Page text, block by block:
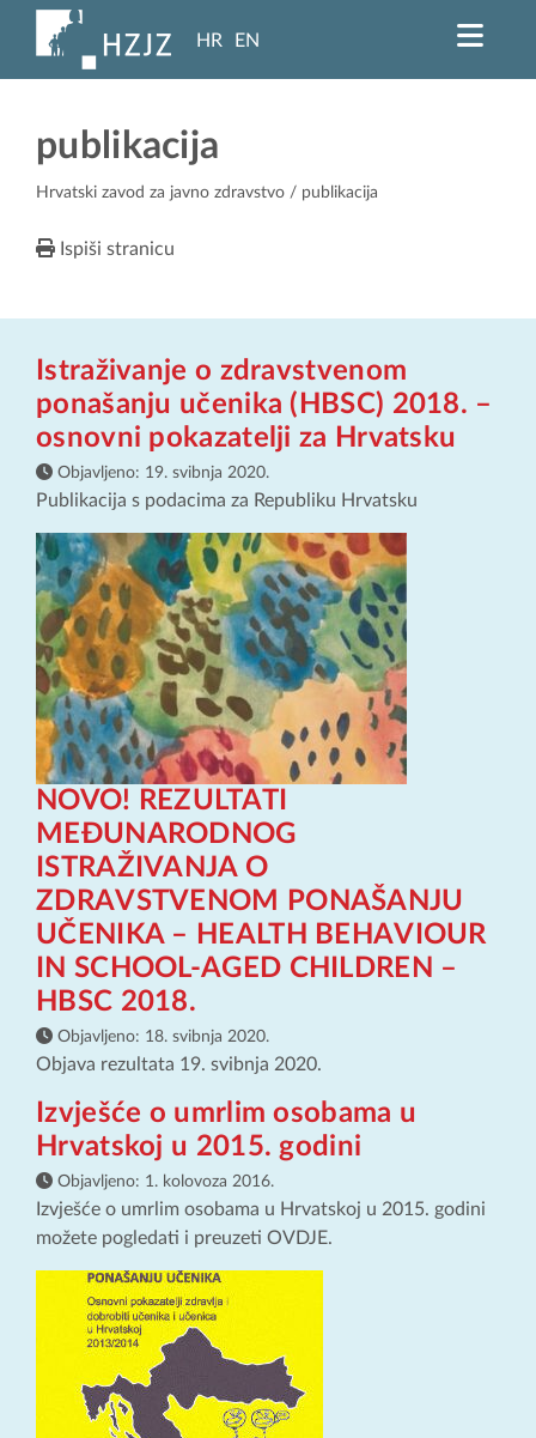
HR EN
publikacija
Hrvatski zavod za javno zdravstvo / publikacija
Ispiši stranicu
Istraživanje o zdravstvenom
ponašanju učenika (HBSC) 2018. –
osnovni pokazatelji za Hrvatsku
Objavljeno: 19. svibnja 2020.
Publikacija s podacima za Republiku Hrvatsku
NOVO! REZULTATI
MEĐUNARODNOG
ISTRAŽIVANJA O
ZDRAVSTVENOM PONAŠANJU
UČENIKA – HEALTH BEHAVIOUR
IN SCHOOL-AGED CHILDREN –
HBSC 2018.
Objavljeno: 18. svibnja 2020.
Objava rezultata 19. svibnja 2020.
Izvješće o umrlim osobama u
Hrvatskoj u 2015. godini
Objavljeno: 1. kolovoza 2016.
Izvješće o umrlim osobama u Hrvatskoj u 2015. godini
možete pogledati i preuzeti OVDJE.